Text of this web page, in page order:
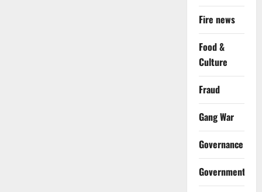
Fire news
Food &
Culture
Fraud
Gang War
Governance
Government